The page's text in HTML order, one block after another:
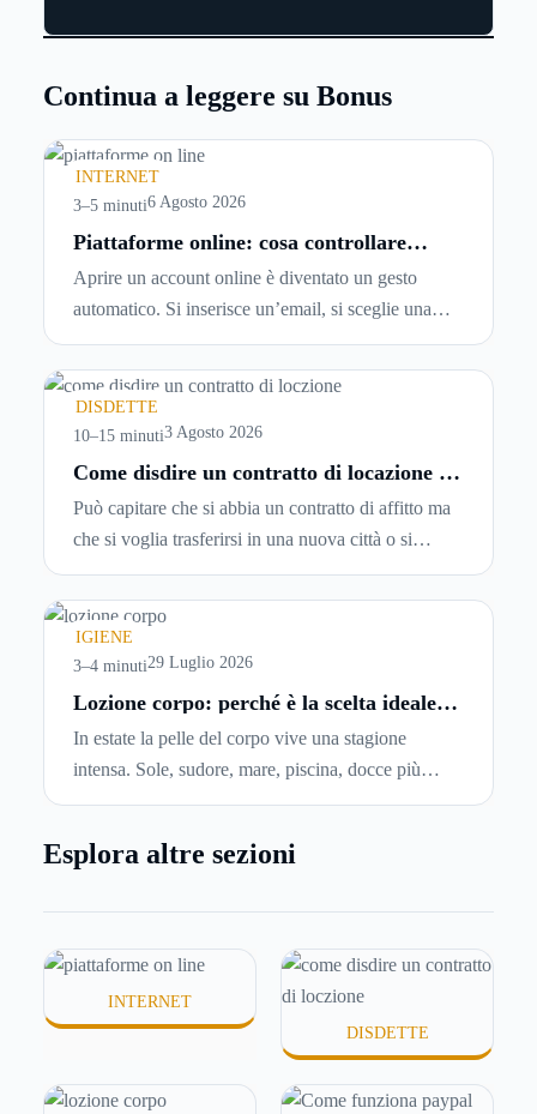
Continua a leggere su Bonus
INTERNET
3–5 minuti6 Agosto 2026
Piattaforme online: cosa controllare
prima di iscriversi e usare servizi in
tempo reale
Aprire un account online è diventato un gesto
automatico. Si inserisce un’email, si sceglie una
password, si accetta una serie di condizioni senza
leggerle davvero. Tutto avviene in pochi minuti,
spesso senza che ci si fermi a capire dove si sta
entrando.
DISDETTE
10–15 minuti3 Agosto 2026
Come disdire un contratto di locazione in
modo corretto ed efficace
Può capitare che si abbia un contratto di affitto ma
che si voglia trasferirsi in una nuova città o si
abbiano problemi a pagare il canone, per cui si
comincia a cercare un’altra abitazione: è legittimo
chiedersi se è possibile
locazioneprima che scada. In questa guida
capiremo come inviare la disdetta per un contratto
IGIENE
3–4 minuti29 Luglio 2026
Lozione corpo: perché è la scelta ideale
In estate la pelle del corpo vive una stagione
intensa. Sole, sudore, mare, piscina, docce più
frequenti e aria condizionata possono renderla
meno confortevole. Eppure, proprio nei mesi caldi,
o difficili da assorbire.
Esplora altre sezioni
INTERNET
DISDETTE